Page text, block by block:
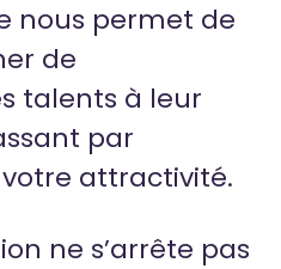
nous permet de
de
talents à leur
par
attractivité.
ne s’arrête pas